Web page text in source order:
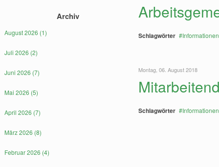
Schlagwörter Informationen
Montag, 06. August 2018
Schlagwörter Informationen
Archiv
August 2026 (1)
Juli 2026 (2)
Juni 2026 (7)
Mai 2026 (5)
April 2026 (7)
März 2026 (8)
Februar 2026 (4)